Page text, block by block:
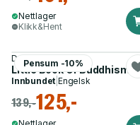
Nettlager
Klikk&Hent
Pensum -10%
Dalai Lama
Little Book Of Buddhism
Innbundet |Engelsk
139,-125,-